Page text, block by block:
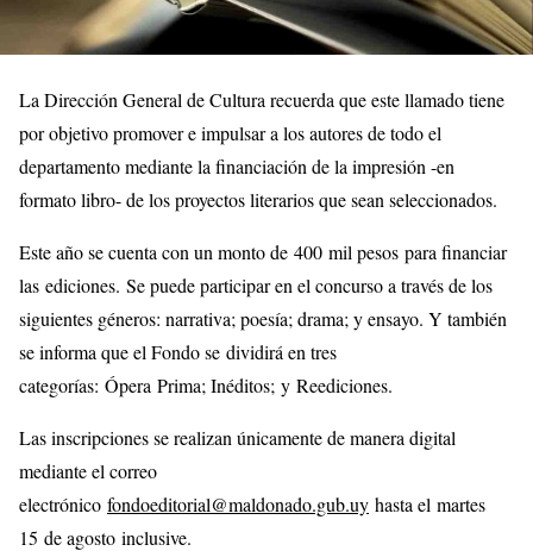
La Dirección General de Cultura recuerda que este llamado tiene
por objetivo promover e impulsar a los autores de todo el
departamento mediante la financiación de la impresión -en
formato libro- de los proyectos literarios que sean seleccionados.
Este año se cuenta con un monto de 400 mil pesos para financiar
las ediciones. Se puede participar en el concurso a través de los
siguientes géneros: narrativa; poesía; drama; y ensayo. Y también
se informa que el Fondo se dividirá en tres
categorías: Ópera Prima; Inéditos; y Reediciones.
Las inscripciones se realizan únicamente de manera digital
mediante el correo
electrónico fondoeditorial@maldonado.gub.uy hasta el martes
15 de agosto inclusive.